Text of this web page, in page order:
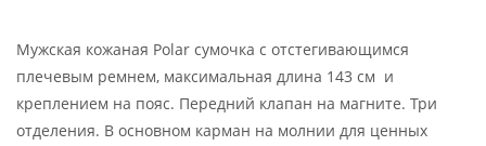
Мужская кожаная Polar сумочка с отстегивающимся
плечевым ремнем, максимальная длина 143 см и
креплением на пояс. Передний клапан на магните. Три
отделения. В основном карман на молнии для ценных